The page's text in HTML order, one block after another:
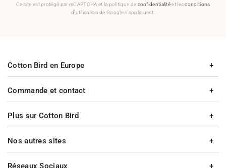
Ce site est protégé par reCAPTCHA et la politique de confidentialitéet lesconditions
d'utilisation de Google s'appliquent.
Commande et contact
Plus sur Cotton Bird
Cotton Bird en Europe
Nos autres sites
Réseaux Sociaux